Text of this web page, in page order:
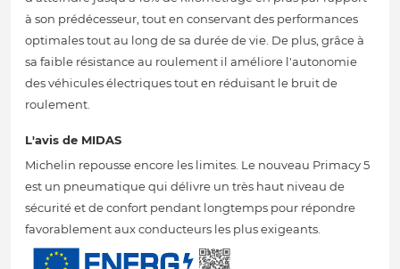
à son prédécesseur, tout en conservant des performances
optimales tout au long de sa durée de vie. De plus, grâce à
sa faible résistance au roulement il améliore l'autonomie
des véhicules électriques tout en réduisant le bruit de
roulement.
L'avis de MIDAS
Michelin repousse encore les limites. Le nouveau Primacy 5
est un pneumatique qui délivre un très haut niveau de
sécurité et de confort pendant longtemps pour répondre
favorablement aux conducteurs les plus exigeants.